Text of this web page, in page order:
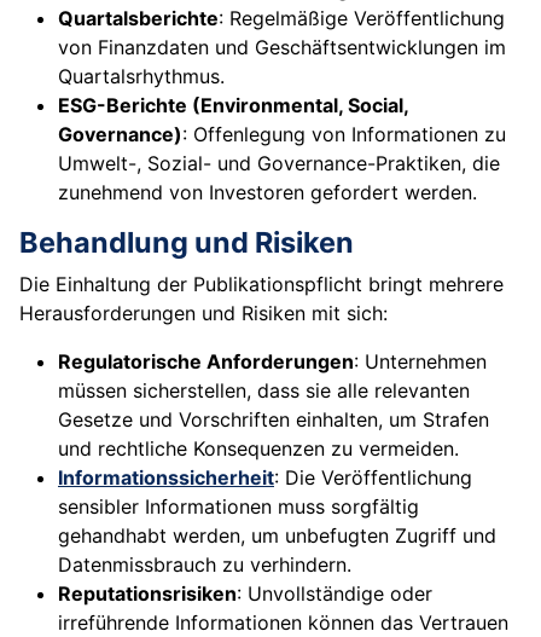
Quartalsberichte: Regelmäßige Veröffentlichung
von Finanzdaten und Geschäftsentwicklungen im
Quartalsrhythmus.
ESG-Berichte (Environmental, Social,
Governance): Offenlegung von Informationen zu
Umwelt-, Sozial- und Governance-Praktiken, die
zunehmend von Investoren gefordert werden.
Behandlung und Risiken
Die Einhaltung der Publikationspflicht bringt mehrere
Herausforderungen und Risiken mit sich:
Regulatorische Anforderungen: Unternehmen
müssen sicherstellen, dass sie alle relevanten
Gesetze und Vorschriften einhalten, um Strafen
und rechtliche Konsequenzen zu vermeiden.
Informationssicherheit: Die Veröffentlichung
sensibler Informationen muss sorgfältig
gehandhabt werden, um unbefugten Zugriff und
Datenmissbrauch zu verhindern.
Reputationsrisiken: Unvollständige oder
irreführende Informationen können das Vertrauen